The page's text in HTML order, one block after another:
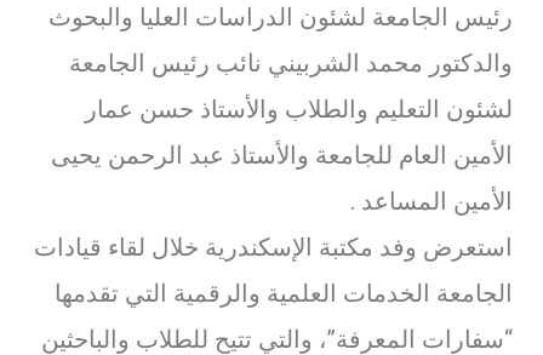
رئيس الجامعة لشئون الدراسات العليا والبحوث
والدكتور محمد الشربيني نائب رئيس الجامعة
لشئون التعليم والطلاب والأستاذ حسن عمار
الأمين العام للجامعة والأستاذ عبد الرحمن يحيى
الأمين المساعد .
استعرض وفد مكتبة الإسكندرية خلال لقاء قيادات
الجامعة الخدمات العلمية والرقمية التي تقدمها
“سفارات المعرفة”، والتي تتيح للطلاب والباحثين